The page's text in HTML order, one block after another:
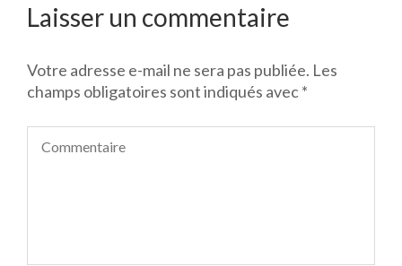
Laisser un commentaire
Votre adresse e-mail ne sera pas publiée. Les
champs obligatoires sont indiqués avec*